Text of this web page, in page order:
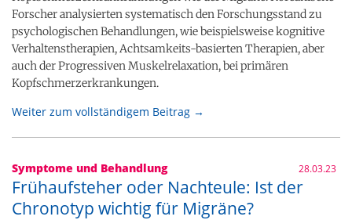
Forscher analysierten systematisch den Forschungsstand zu
psychologischen Behandlungen, wie beispielsweise kognitive
Verhaltenstherapien, Achtsamkeits-basierten Therapien, aber
auch der Progressiven Muskelrelaxation, bei primären
Kopfschmerzerkrankungen.
Weiter zum vollständigem Beitrag →
Symptome und Behandlung 28.03.23
Frühaufsteher oder Nachteule: Ist der
Chronotyp wichtig für Migräne?